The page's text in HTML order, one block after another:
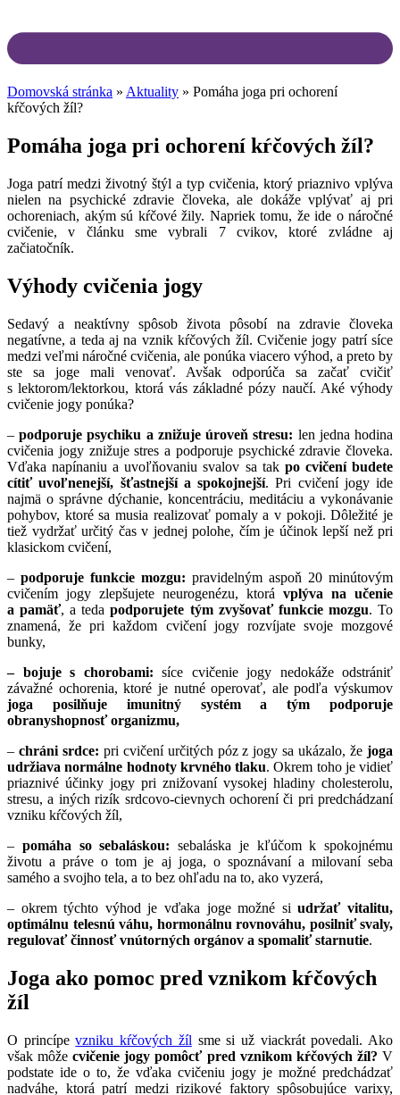
Domovská stránka » Aktuality » Pomáha joga pri ochorení
kŕčových žíl?
Pomáha joga pri ochorení kŕčových žíl?
Joga patrí medzi životný štýl a typ cvičenia, ktorý priaznivo vplýva
nielen na psychické zdravie človeka, ale dokáže vplývať aj pri
ochoreniach, akým sú kŕčové žily. Napriek tomu, že ide o náročné
cvičenie, v článku sme vybrali 7 cvikov, ktoré zvládne aj
začiatočník.
Výhody cvičenia jogy
Sedavý a neaktívny spôsob života pôsobí na zdravie človeka
negatívne, a teda aj na vznik kŕčových žíl. Cvičenie jogy patrí síce
medzi veľmi náročné cvičenia, ale ponúka viacero výhod, a preto by
ste sa joge mali venovať. Avšak odporúča sa začať cvičiť
s lektorom/lektorkou, ktorá vás základné pózy naučí. Aké výhody
cvičenie jogy ponúka?
–podporuje psychiku a znižuje úroveň stresu: len jedna hodina
cvičenia jogy znižuje stres a podporuje psychické zdravie človeka.
Vďaka napínaniu a uvoľňovaniu svalov sa tak po cvičení budete
cítiť uvoľnenejší, šťastnejší a spokojnejší. Pri cvičení jogy ide
najmä o správne dýchanie, koncentráciu, meditáciu a vykonávanie
pohybov, ktoré sa musia realizovať pomaly a v pokoji. Dôležité je
tiež vydržať určitý čas v jednej polohe, čím je účinok lepší než pri
klasickom cvičení,
– podporuje funkcie mozgu: pravidelným aspoň 20 minútovým
cvičením jogy zlepšujete neurogenézu, ktorá vplýva na učenie
a pamäť, a tedapodporujete tým zvyšovať funkcie mozgu. To
znamená, že pri každom cvičení jogy rozvíjate svoje mozgové
bunky,
– bojuje s chorobami: síce cvičenie jogy nedokáže odstrániť
závažné ochorenia, ktoré je nutné operovať, ale podľa výskumov
joga posilňuje imunitný systém a tým podporuje
obranyshopnosť organizmu,
– chráni srdce: pri cvičení určitých póz z jogy sa ukázalo, žejoga
udržiava normálne hodnoty krvného tlaku. Okrem toho je vidieť
priaznivé účinky jogy pri znižovaní vysokej hladiny cholesterolu,
stresu, a iných rizík srdcovo-cievnych ochorení či pri predchádzaní
vzniku kŕčových žíl,
– pomáha so sebaláskou: sebaláska je kľúčom k spokojnému
životu a práve o tom je aj joga, o spoznávaní a milovaní seba
samého a svojho tela, a to bez ohľadu na to, ako vyzerá,
– okrem týchto výhod je vďaka joge možné siudržať vitalitu,
optimálnu telesnú váhu, hormonálnu rovnováhu, posilniť svaly,
regulovať činnosť vnútorných orgánov a spomaliť starnutie.
Joga ako pomoc pred vznikom kŕčových
žíl
O princípevzniku kŕčových žíl sme si už viackrát povedali. Ako
však môžecvičenie jogy pomôcť pred vznikom kŕčových žíl? V
podstate ide o to, že vďaka cvičeniu jogy je možné predchádzať
nadváhe, ktorá patrí medzi rizikové faktory spôsobujúce varixy,